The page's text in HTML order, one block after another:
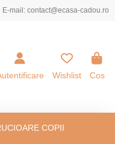
E-mail: contact@ecasa-cadou.ro
Wishlist Cos
COPII